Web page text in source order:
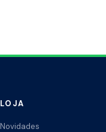
LOJA
Novidades